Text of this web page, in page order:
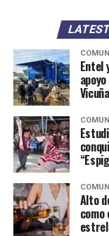
Entel
Alto